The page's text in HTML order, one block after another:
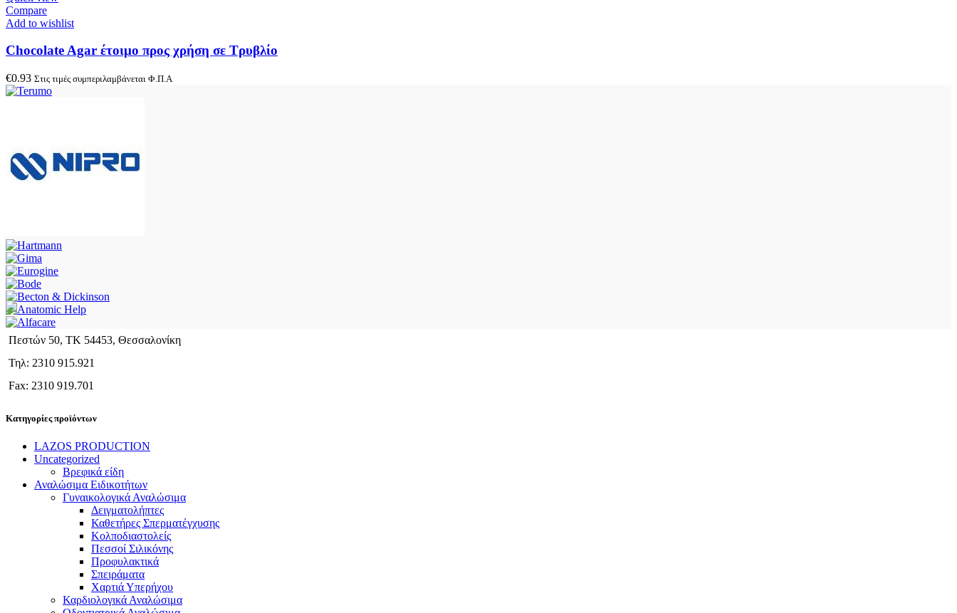
Compare
Add to wishlist
Chocolate Agar έτοιμο προς χρήση σε Τρυβλίο
€0.93 Στις τιμές συμπεριλαμβάνεται Φ.Π.Α
Πεστών 50, ΤΚ 54453, Θεσσαλονίκη
Τηλ: 2310 915.921
Fax: 2310 919.701
Κατηγορίες προϊόντων
LAZOS PRODUCTION
Uncategorized
Βρεφικά είδη
Αναλώσιμα Ειδικοτήτων
Γυναικολογικά Αναλώσιμα
Δειγματολήπτες
Καθετήρες Σπερματέγχυσης
Κολποδιαστολείς
Πεσσοί Σιλικόνης
Προφυλακτικά
Σπειράματα
Χαρτιά Υπερήχου
Καρδιολογικά Αναλώσιμα